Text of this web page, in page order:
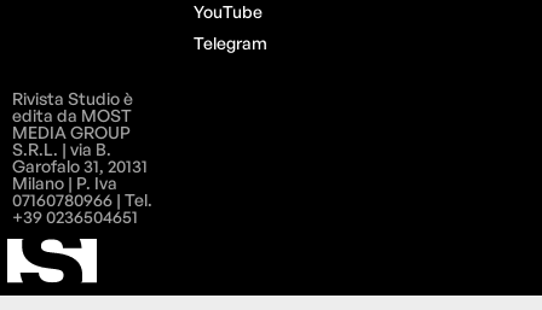
YouTube
Telegram
Rivista Studio è
edita da MOST
MEDIA GROUP
S.R.L. | via B.
Garofalo 31, 20131
Milano | P. Iva
07160780966 | Tel.
+39 0236504651